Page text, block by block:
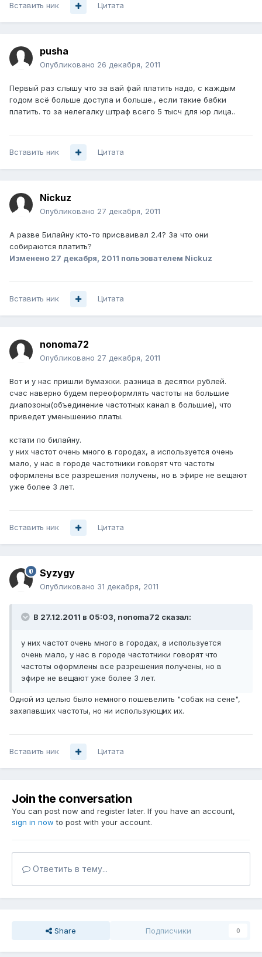
Вставить ник Цитата
pusha
Опубликовано 26 декабря, 2011
Первый раз слышу что за вай фай платить надо, с каждым
годом всё больше доступа и больше., если такие бабки
платить. то за нелегалку штраф всего 5 тысч для юр лица..
Вставить ник Цитата
Nickuz
Опубликовано 27 декабря, 2011
А разве Билайну кто-то присваивал 2.4? За что они
собираются платить?
Изменено 27 декабря, 2011 пользователем Nickuz
Вставить ник Цитата
nonoma72
Опубликовано 27 декабря, 2011
Вот и у нас пришли бумажки. разница в десятки рублей.
счас наверно будем переоформлять частоты на большие
диапозоны(объединение частотных канал в большие), что
приведет уменьшению платы.
кстати по билайну.
у них частот очень много в городах, а используется очень
мало, у нас в городе частотники говорят что частоты
оформлены все разрешения получены, но в эфире не вещают
уже более 3 лет.
Вставить ник Цитата
Syzygy
Опубликовано 31 декабря, 2011
В 27.12.2011 в 05:03, nonoma72 сказал:
у них частот очень много в городах, а используется
очень мало, у нас в городе частотники говорят что
частоты оформлены все разрешения получены, но в
эфире не вещают уже более 3 лет.
Одной из целью было немного пошевелить "собак на сене",
захапавших частоты, но ни использующих их.
Вставить ник Цитата
Join the conversation
You can post now and register later. If you have an account,
sign in now to post with your account.
Ответить в тему...
Share Подписчики 0